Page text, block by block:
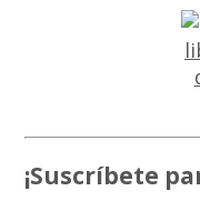
¡Suscríbete